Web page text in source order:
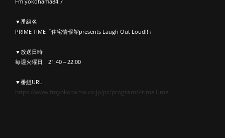
▼番組名
PRIME TIME「住宅情報館presents Laugh Out Loud!!」
▼放送日時
毎週火曜日 21:40～22:00
▼番組URL
https://www.fmyokohama.co.jp/pc/program/PrimeTime